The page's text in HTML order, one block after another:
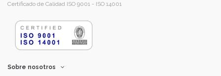
Certificado de Calidad ISO 9001 - ISO 14001
Sobre nosotros